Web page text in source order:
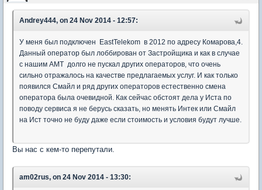
Andrey444, on 24 Nov 2014 - 12:57:
У меня был подключен EastTelekom в 2012 по адресу Комарова,4.
Данный оператор был лоббирован от Застройщика и как в случае
с нашим АМТ долго не пускал других операторов, что очень
сильно отражалось на качестве предлагаемых услуг. И как только
появился Смайл и ряд других операторов естественно смена
оператора была очевидной. Как сейчас обстоят дела у Иста по
поводу сервиса я не берусь сказать, но менять Интек или Смайл
на Ист точно не буду даже если стоимость и условия будут лучше.
Вы нас с кем-то перепутали.
am02rus, on 24 Nov 2014 - 13:30: